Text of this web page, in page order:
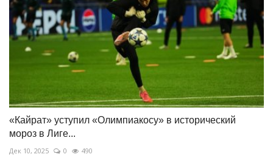
«Кайрат» уступил «Олимпиакосу» в исторический
мороз в Лиге...
Дек 10, 2025 0 490